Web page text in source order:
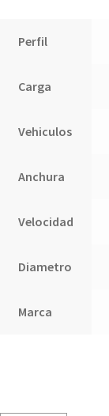
Perfil
Carga
Vehiculos
Anchura
Velocidad
Diametro
Marca